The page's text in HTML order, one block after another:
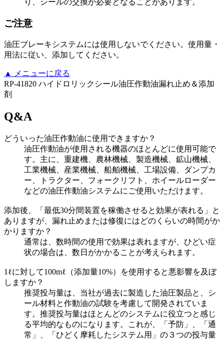
り、シールの交換が必要となることがあります。
ご注意
油圧ブレーキシステムには使用しないでください。使用量・
用法に従い、添加してください。
▲
メニューに戻る
RP-41820 ハイドロリックシール油圧作動油漏れ止め＆添加
剤
Q&A
どういった油圧作動油に使用できますか？
油圧作動油が使用される機器のほとんどに使用可能で
す。主に、重建機、農林機械、製造機械、鉱山機械、
工業機械、産業機械、船舶機械、工場設備、ダンプカ
ー、トラクター、フォークリフト、ホイールローダー
などの油圧作動油システムにご使用いただけます。
添加後、「最低30分間装置を稼働させると効果が表れる」と
ありますが、漏れ止めまたは修復にはどのくらいの時間がか
かりますか？
通常は、数時間の使用で効果は表れますが、ひどい症
状の場合は、数日がかかることが考えられます。
1ℓに対して100mℓ（添加量10%）を使用すると悪影響を及ぼ
しますか？
推奨投与量は、当社が過去に製造した油圧製品と、シ
ール材料と作動油の試験を考慮して開発されていま
す。推奨投与量はほとんどのシステムに役立つと感じ
る平均的なものになります。これが、「予防」、「通
常」、「ひどく摩耗したシステム用」の３つの投与量